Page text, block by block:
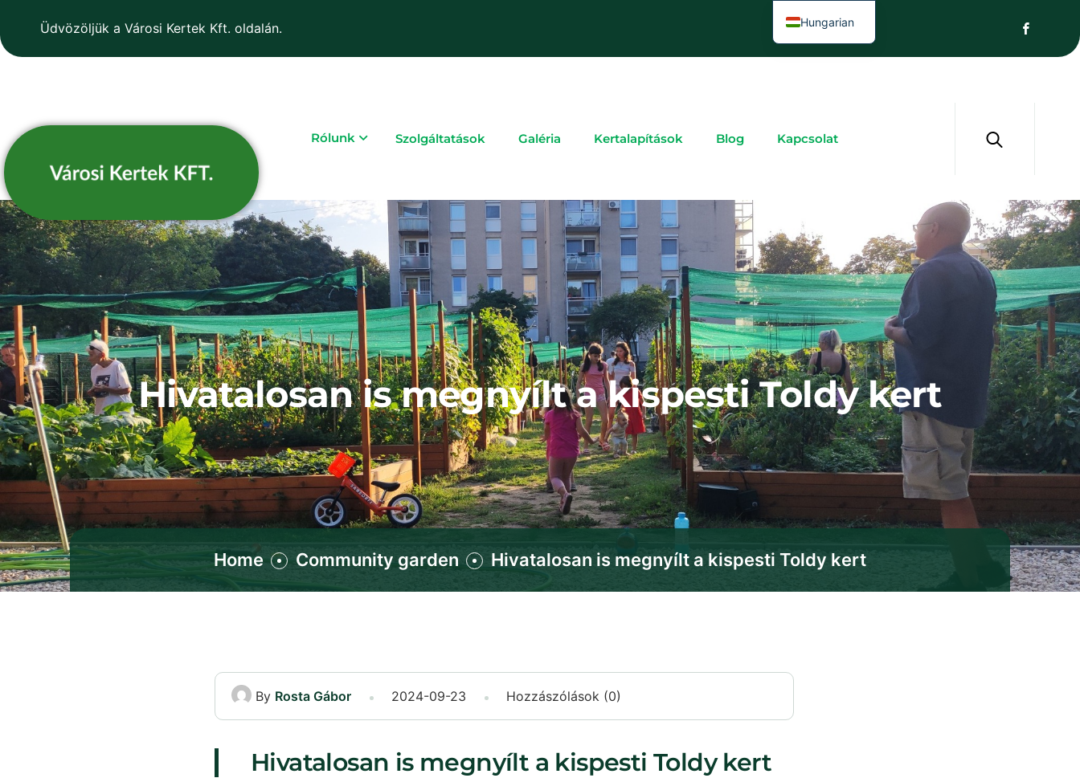
Üdvözöljük a Városi Kertek Kft. oldalán.
Rólunk Szolgáltatások Galéria Kertalapítások Blog Kapcsolat
Hivatalosan is megnyílt a kispesti Toldy kert
Home Community garden Hivatalosan is megnyílt a kispesti Toldy kert
By Rosta Gábor 2024-09-23 Hozzászólások (0)
Hivatalosan is megnyílt a kispesti Toldy kert
Hungarian